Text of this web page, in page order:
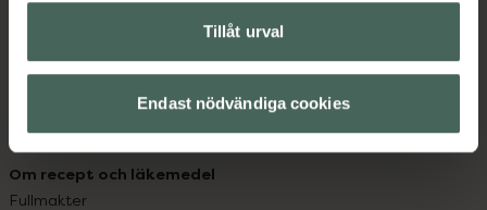
Tillåt urval
Endast nödvändiga cookies
Leverans, betalning och retur
Kundklubb
Sajtens tillgänglighet
Köpvillkor
Om recept och läkemedel
Fullmakter